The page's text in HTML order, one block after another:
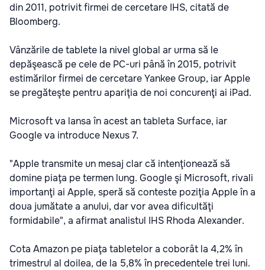
din 2011, potrivit firmei de cercetare IHS, citată de
Bloomberg.
Vânzările de tablete la nivel global ar urma să le
depăşească pe cele de PC-uri până în 2015, potrivit
estimărilor firmei de cercetare Yankee Group, iar Apple
se pregăteşte pentru apariţia de noi concurenţi ai iPad.
Microsoft va lansa în acest an tableta Surface, iar
Google va introduce Nexus 7.
"Apple transmite un mesaj clar că intenţionează să
domine piaţa pe termen lung. Google şi Microsoft, rivali
importanţi ai Apple, speră să conteste poziţia Apple în a
doua jumătate a anului, dar vor avea dificultăţi
formidabile", a afirmat analistul IHS Rhoda Alexander.
Cota Amazon pe piaţa tabletelor a coborât la 4,2% în
trimestrul al doilea, de la 5,8% în precedentele trei luni.